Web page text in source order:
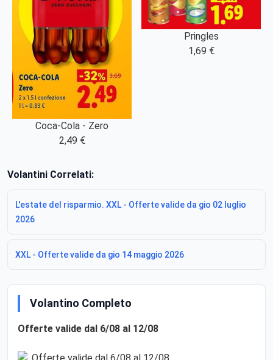
Coca-Cola - Zero
2,49 €
Pringles
1,69 €
Volantini Correlati:
L'estate del risparmio. XXL - Offerte valide da gio 02 luglio
2026
XXL - Offerte valide da gio 14 maggio 2026
Volantino Completo
Offerte valide dal 6/08 al 12/08